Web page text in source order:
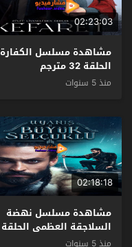
02:23:03
مشاهدة مسلسل الكفارة
الحلقة 32 مترجم
منذ 5 سنوات
02:18:18
مشاهدة مسلسل نهضة
السلاجقة العظمى الحلقة
32 مترجم
منذ 5 سنوات